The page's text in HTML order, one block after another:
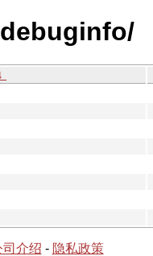
司介绍 - 隐私政策